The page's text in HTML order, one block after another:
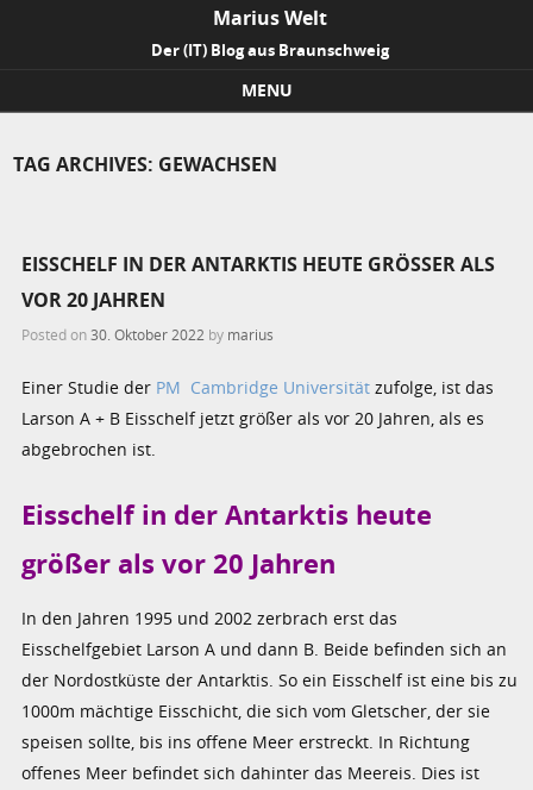
Marius Welt
Der (IT) Blog aus Braunschweig
MENU
TAG ARCHIVES: GEWACHSEN
EISSCHELF IN DER ANTARKTIS HEUTE GRÖSSER ALS V
OR 20 JAHREN
Posted on30. Oktober 2022 by marius
Einer Studie der PM Cambridge Universität zufolge, ist das
Larson A + B Eisschelf jetzt größer als vor 20 Jahren, als es
abgebrochen ist.
Eisschelf in der Antarktis heute
größer als vor 20 Jahren
In den Jahren 1995 und 2002 zerbrach erst das
Eisschelfgebiet Larson A und dann B. Beide befinden sich an
der Nordostküste der Antarktis. So ein Eisschelf ist eine bis zu
1000m mächtige Eisschicht, die sich vom Gletscher, der sie
speisen sollte, bis ins offene Meer erstreckt. In Richtung
offenes Meer befindet sich dahinter das Meereis. Dies ist